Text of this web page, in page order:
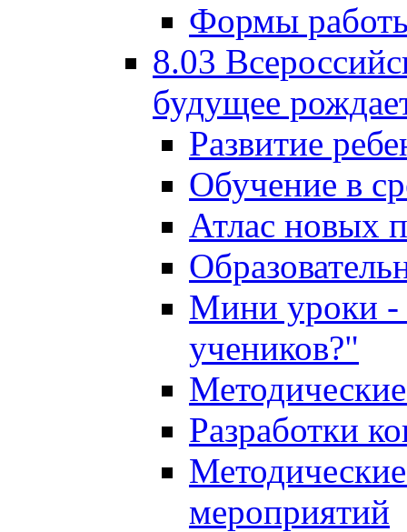
Формы
8.03
будущее
Развитие
Обучение в
Атлас новых
Мини уроки -
учеников?"
Разработки
мероприятий